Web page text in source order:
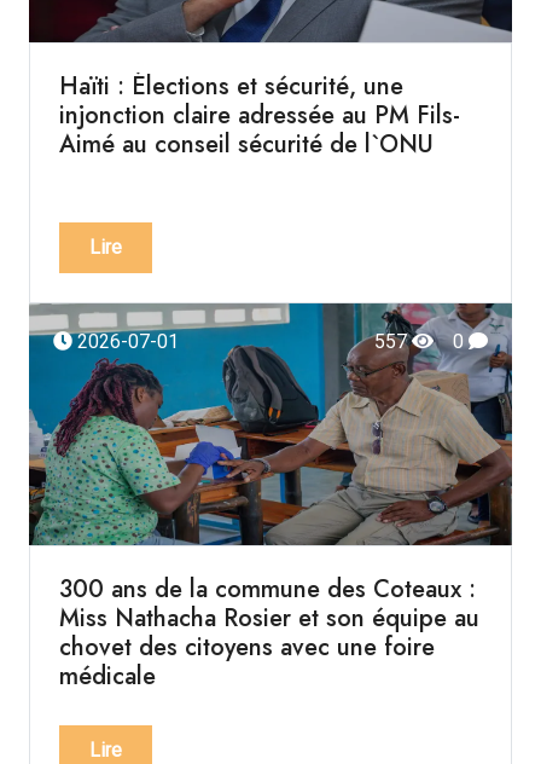
Haïti : Élections et sécurité, une
injonction claire adressée au PM Fils-
Aimé au conseil sécurité de l`ONU
Lire
2026-07-01 557 0
300 ans de la commune des Coteaux :
Miss Nathacha Rosier et son équipe au
chovet des citoyens avec une foire
médicale
Lire